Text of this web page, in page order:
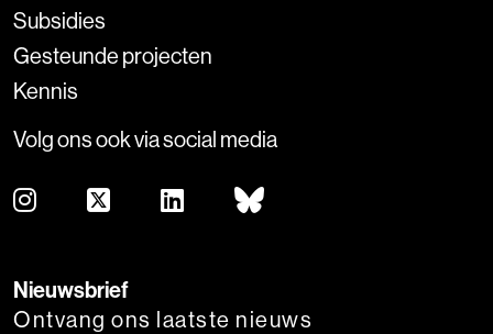
Subsidies
Gesteunde projecten
Kennis
Volg ons ook via social media
Nieuwsbrief
Ontvang ons laatste nieuws